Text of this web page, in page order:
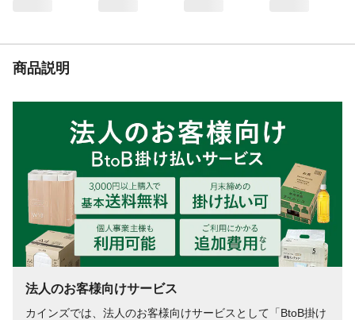
適合被着体
商品説明
法人のお客様向けサービス
カインズでは、法人のお客様向けサービスとして「BtoB掛け